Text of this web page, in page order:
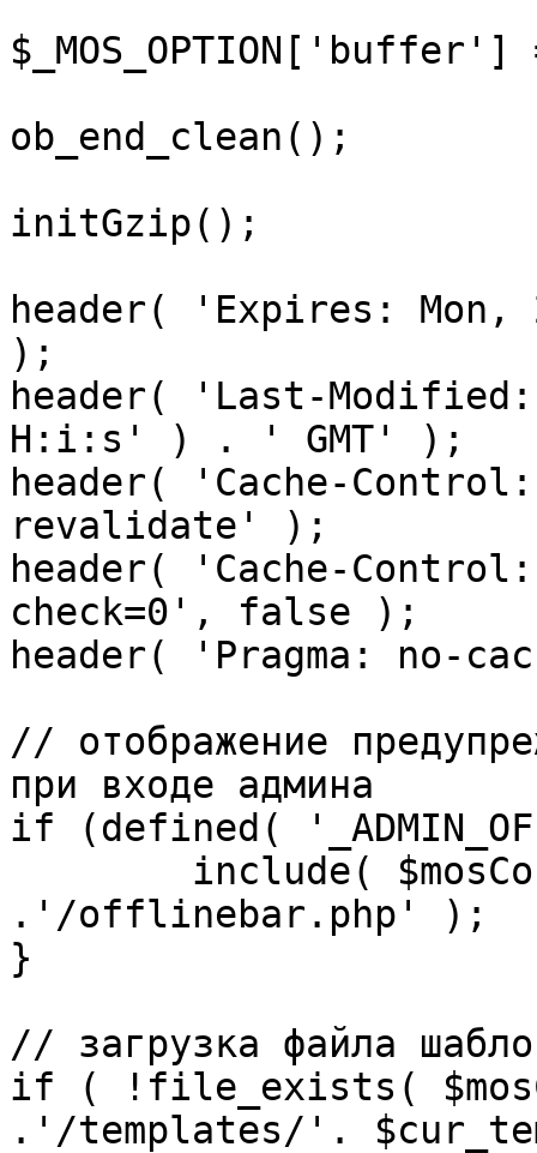
ob_end_clean();
initGzip();
header( 'Expires: Mon,
);
header( 'Last-
H:i:s' ) . ' GMT' );
header( 'Cache-
revalidate' );
header( 'Cache-
check=0', false );
header( 'Pragma: no-
// отображение
при входе админа
if (defined(
.'/offlinebar.php' );
}
// загрузка файла
if ( !file_exists(
.'/templates/'.